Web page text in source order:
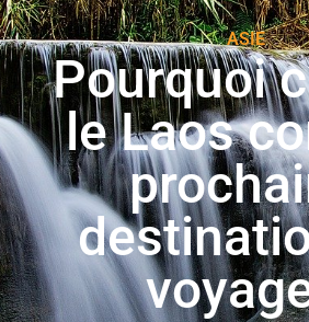
ASIE
Pourquoi
le Laos